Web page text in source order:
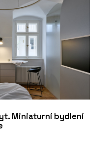
Miniaturní bydlení